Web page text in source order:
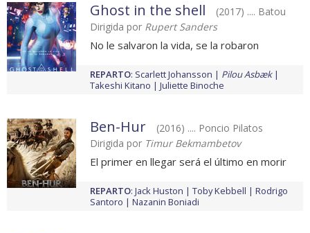
Ghost in the shell
(2017) .... Batou
Dirigida por Rupert Sanders
No le salvaron la vida, se la robaron
REPARTO: Scarlett Johansson
Pilou Asbæk
Takeshi Kitano
Juliette Binoche
Ben-Hur
(2016) .... Poncio Pilatos
Dirigida por Timur Bekmambetov
El primer en llegar será el último en morir
REPARTO: Jack Huston Toby Kebbell
Rodrigo
Santoro
Nazanin Boniadi